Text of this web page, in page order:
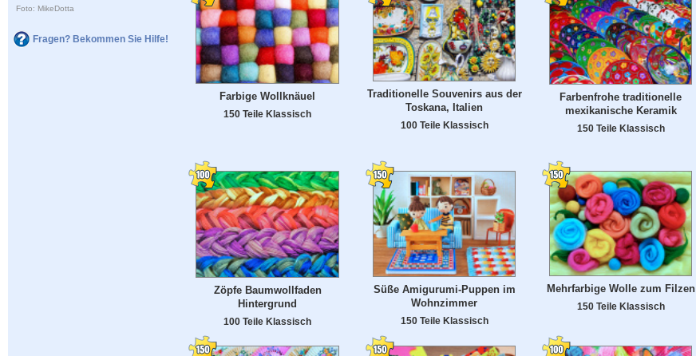
Foto: MikeDotta
Fragen? Bekommen Sie Hilfe!
Farbige Wollknäuel
150 Teile Klassisch
Traditionelle Souvenirs aus der
Toskana, Italien
100 Teile Klassisch
Farbenfrohe traditionelle
mexikanische Keramik
150 Teile Klassisch
Zöpfe Baumwollfaden
Hintergrund
100 Teile Klassisch
Süße Amigurumi-Puppen im
Wohnzimmer
150 Teile Klassisch
Mehrfarbige Wolle zum Filzen
150 Teile Klassisch